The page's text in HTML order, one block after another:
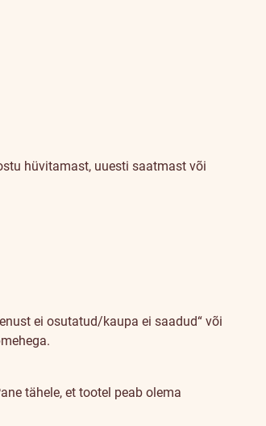
hüvitamast, uuesti saatmast või
ei osutatud/kaupa ei saadud“ või
tähele, et tootel peab olema